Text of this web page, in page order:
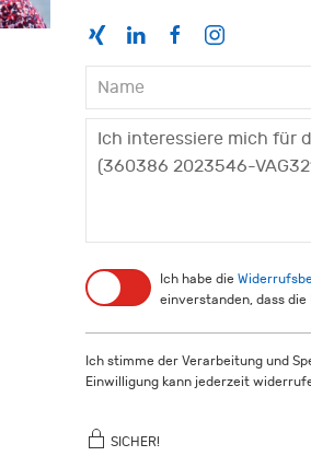
Ich habe die
einverstanden, dass
Ich stimme der Verarbeitung und
Einwilligung kann jederzeit
SICHER!